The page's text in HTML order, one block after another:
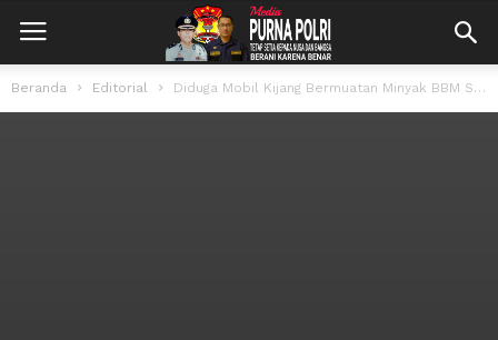
Beranda Editorial Diduga Mobil Kijang Bermuatan Minyak BBM Solar Subsidi, Kapolsek Parung Panjang Kompol,...